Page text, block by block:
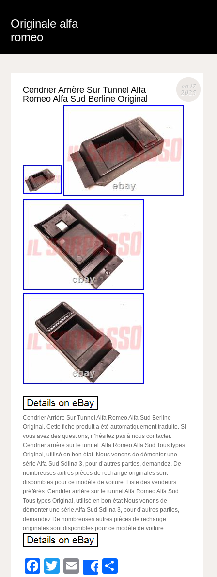
Originale alfa
romeo
oct 17
2025
Cendrier Arrière Sur Tunnel Alfa
Romeo Alfa Sud Berline Original
Cendrier Arrière Sur Tunnel Alfa Romeo Alfa Sud Berline
Original. Cette fiche produit a été automatiquement traduite. Si
vous avez des questions, n’hésitez pas à nous contacter.
Cendrier arrière sur le tunnel. Alfa Romeo Alfa Sud Tous types.
Original, utilisé en bon état. Nous venons de démonter une
série Alfa Sud Sdlina 3, pour d’autres parties, demandez. De
nombreuses autres pièces de rechange originales sont
disponibles pour ce modèle de voiture. Liste des vendeurs
préférés. Cendrier arrière sur le tunnel Alfa Romeo Alfa Sud
Tous types Original, utilisé en bon état Nous venons de
démonter une série Alfa Sud Sdlina 3, pour d’autres parties,
demandez De nombreuses autres pièces de rechange
originales sont disponibles pour ce modèle de voiture.
Facebook
Twitter
EmailShare